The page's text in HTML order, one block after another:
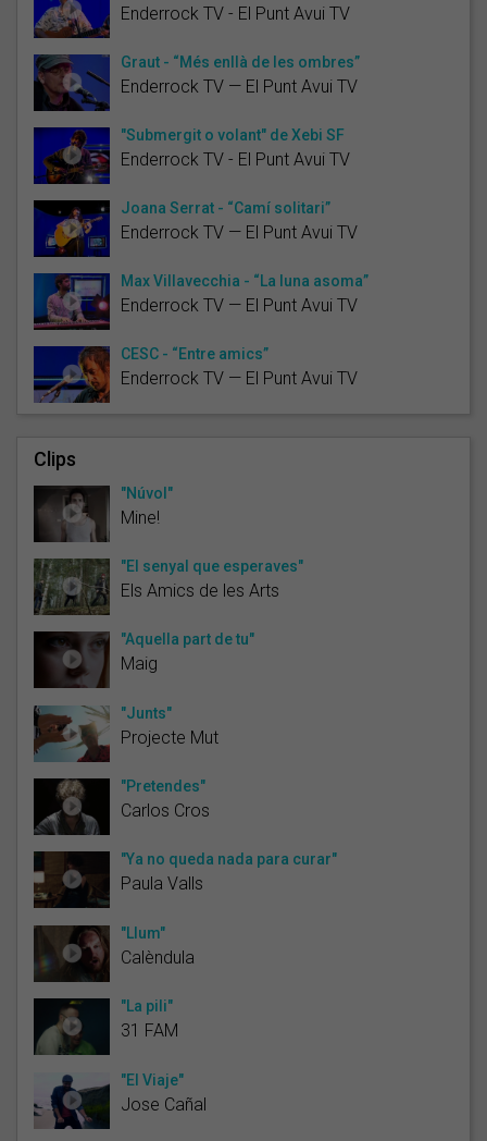
Enderrock TV - El Punt Avui TV
Graut - “Més enllà de les ombres”
Enderrock TV — El Punt Avui TV
"Submergit o volant" de Xebi SF
Enderrock TV - El Punt Avui TV
Joana Serrat - “Camí solitari”
Enderrock TV — El Punt Avui TV
Max Villavecchia - “La luna asoma”
Enderrock TV — El Punt Avui TV
CESC - “Entre amics”
Enderrock TV — El Punt Avui TV
Clips
"Núvol"
Mine!
"El senyal que esperaves"
Els Amics de les Arts
"Aquella part de tu"
Maig
"Junts"
Projecte Mut
"Pretendes"
Carlos Cros
"Ya no queda nada para curar"
Paula Valls
"Llum"
Calèndula
"La pili"
31 FAM
"El Viaje"
Jose Cañal